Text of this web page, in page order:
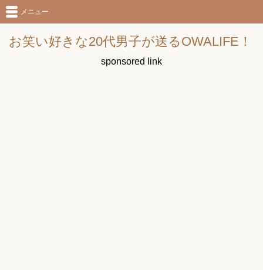
お笑い好きな20代男子が送るOWALIFE！
メニュー
sponsored link